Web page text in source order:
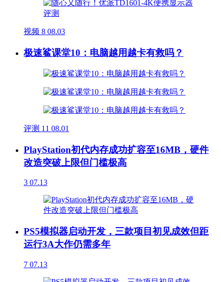
视频 8 08.03
极速鲨课堂10：电脑越用越卡有救吗？
评测 11 08.01
PlayStation初代内存成功扩容至16MB，硬件
改造突破上限但门槛极高
3 07.13
PS5模拟器启动开发，三款项目初见成效但距
运行3A大作仍需多年
7 07.13